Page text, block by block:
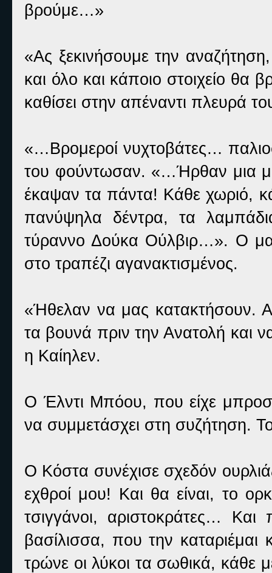
βρούμε…»
«Ας ξεκινήσουμε την
και όλο και κάποιο στοιχείο
καθίσει στην απέναντι πλευρά
«…Βρομεροί νυχτοβάτες…
του φούντωσαν. «…Ήρθαν μια
έκαψαν τα πάντα! Κάθε χωριό,
πανύψηλα δέντρα, τα
τύραννο Δούκα Ούλβιρ…». Ο
στο τραπέζι αγανακτισμένος.
«Ήθελαν να μας κατακτήσουν.
τα βουνά πριν την Ανατολή
η Καίηλεν.
Ο Έλντι Μπόου, που είχε
να συμμετάσχει στη συζήτηση.
Ο Κόστα συνέχισε σχεδόν
εχθροί μου! Και θα είναι, το
τσιγγάνοι, αριστοκράτες…
βασίλισσα, που την
τρώνε οι λύκοι τα σωθικά, κάθε